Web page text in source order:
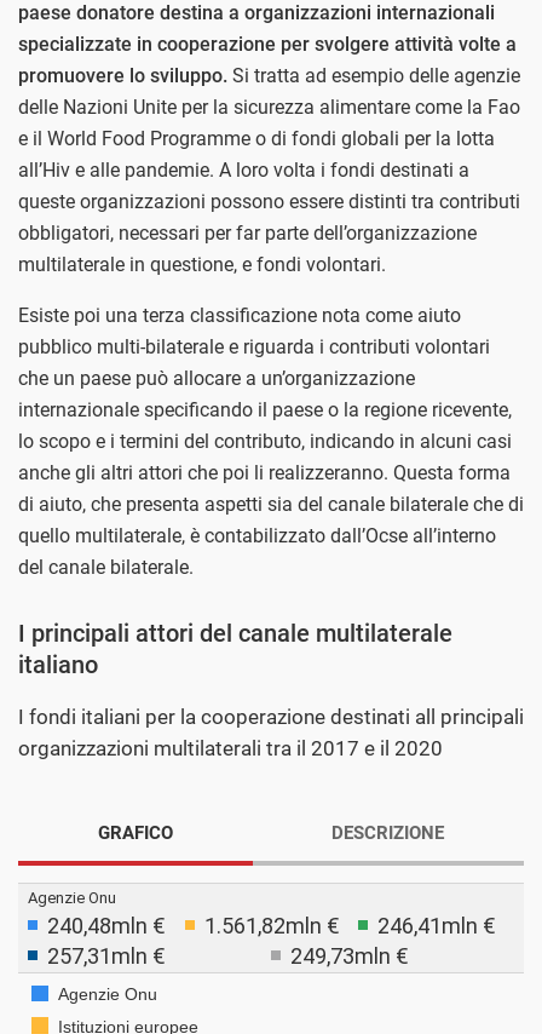
paese donatore destina a organizzazioni internazionali
specializzate in cooperazione per svolgere attività volte a
promuovere lo sviluppo. Si tratta ad esempio delle agenzie
delle Nazioni Unite per la sicurezza alimentare come la Fao
e il World Food Programme o di fondi globali per la lotta
all’Hiv e alle pandemie. A loro volta i fondi destinati a
queste organizzazioni possono essere distinti tra contributi
obbligatori, necessari per far parte dell’organizzazione
multilaterale in questione, e fondi volontari.
Esiste poi una terza classificazione nota come aiuto
pubblico multi-bilaterale e riguarda i contributi volontari
che un paese può allocare a un’organizzazione
internazionale specificando il paese o la regione ricevente,
lo scopo e i termini del contributo, indicando in alcuni casi
anche gli altri attori che poi li realizzeranno. Questa forma
di aiuto, che presenta aspetti sia del canale bilaterale che di
quello multilaterale, è contabilizzato dall’Ocse all’interno
del canale bilaterale.
I principali attori del canale multilaterale
italiano
I fondi italiani per la cooperazione destinati all principali
organizzazioni multilaterali tra il 2017 e il 2020
GRAFICO DESCRIZIONE